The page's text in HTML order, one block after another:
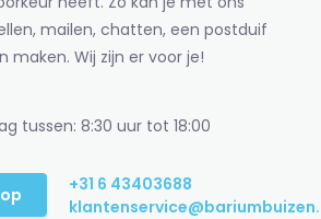
mailen, chatten, een postduif
maken. Wij zijn er voor je!
tussen: 8:30 uur tot 18:00
+31 6 43403688